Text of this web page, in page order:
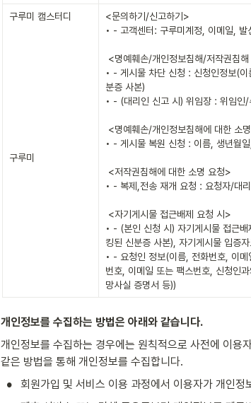
구루미 캠스터디
구루미
<문의하기/신고하기>
• - 고객센터: 구루미계정, 이메일, 발
• - 게시물 차단 신청 : 신청인정보(
분증 사본)
• - (대리인 신고 시) 위임장 : 위임인
• - 게시물 복원 신청 : 이름, 생년월
• - 복제,전송 재개 요청 : 요청자/대
• - (본인 신청 시) 자기게시물 접근
킹된 신분증 사본), 자기게시물 입증
• - 요청인 정보(이름, 전화번호, 이
번호, 이메일 또는 팩스번호, 신청인
망사실 증명서 등))
개인정보를 수집하는 방법은 아래와 같습니다.
개인정보를 수집하는 경우에는 원칙적으로 사전에 이용
같은 방법을 통해 개인정보를 수집합니다.
• 회원가입 및 서비스 이용 과정에서 이용자가 개인